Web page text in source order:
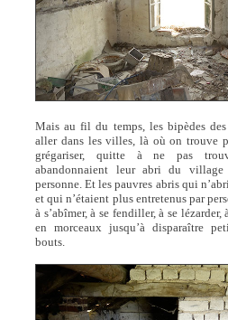
Mais au fil du temps, les bipèdes
aller dans les villes, là où on trouve
grégariser, quitte à ne pas
abandonnaient leur abri du
personne. Et les pauvres abris qui
et qui n’étaient plus entretenus par
à s’abîmer, à se fendiller, à se
en morceaux jusqu’à disparaître
bouts.